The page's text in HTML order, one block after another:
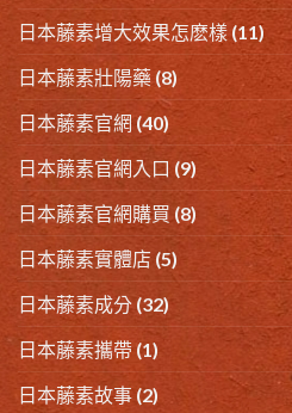
日本藤素增大效果怎麽樣 (11)
日本藤素壯陽藥 (8)
日本藤素官網(40)
日本藤素官網入口 (9)
日本藤素官網購買 (8)
日本藤素實體店 (5)
日本藤素成分 (32)
日本藤素攜帶 (1)
日本藤素故事 (2)